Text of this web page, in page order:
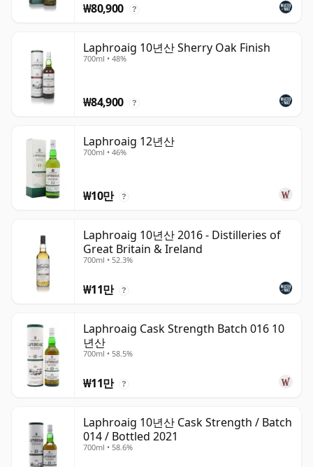
₩80,900 ?
Laphroaig 10년산 Sherry Oak Finish
700ml • 48%
₩84,900 ?
Laphroaig 12년산
700ml • 46%
₩10만 ?
Laphroaig 10년산 2016 - Distilleries of
Great Britain & Ireland
700ml • 52.3%
₩11만 ?
Laphroaig Cask Strength Batch 016 10
년산
700ml • 58.5%
₩11만 ?
Laphroaig 10년산 Cask Strength / Batch
014 / Bottled 2021
700ml • 58.6%